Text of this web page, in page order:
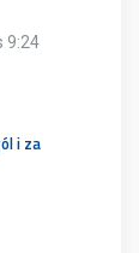
9:24
i za